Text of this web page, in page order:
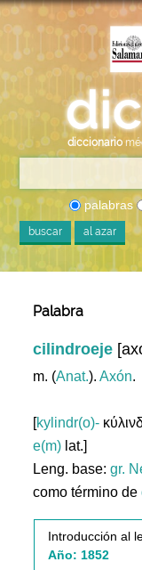
diccionario
palabras
buscar al azar
Palabra
cilindroeje
m. (Anat.).Axón.
[kylindr(o)-
e(m) lat.]
Leng. base:gr.
como término de
Introducción al
Año: 1852